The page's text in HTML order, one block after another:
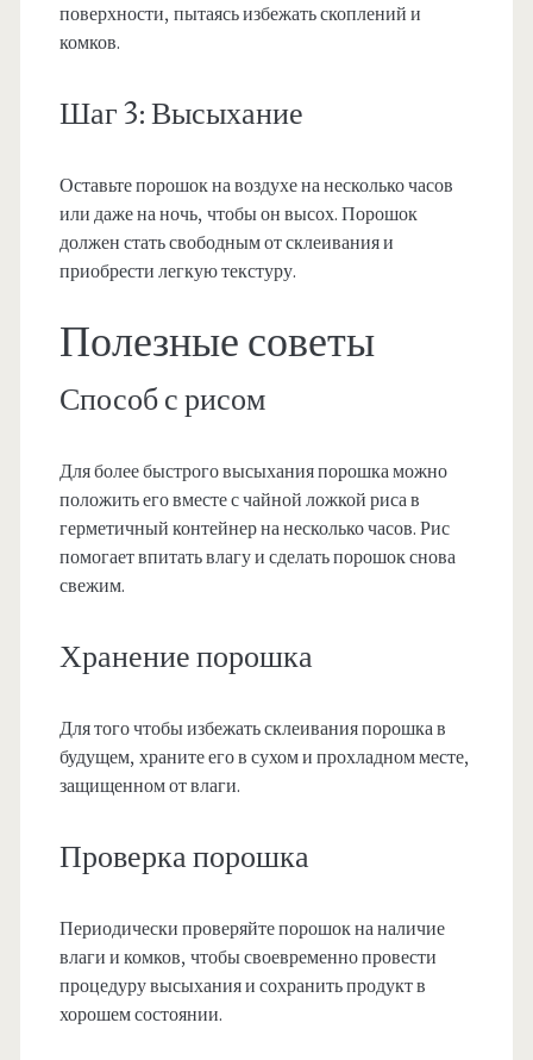
поверхности, пытаясь избежать скоплений и
комков.
Шаг 3: Высыхание
Оставьте порошок на воздухе на несколько часов
или даже на ночь, чтобы он высох. Порошок
должен стать свободным от склеивания и
приобрести легкую текстуру.
Полезные советы
Способ с рисом
Для более быстрого высыхания порошка можно
положить его вместе с чайной ложкой риса в
герметичный контейнер на несколько часов. Рис
помогает впитать влагу и сделать порошок снова
свежим.
Хранение порошка
Для того чтобы избежать склеивания порошка в
будущем, храните его в сухом и прохладном месте,
защищенном от влаги.
Проверка порошка
Периодически проверяйте порошок на наличие
влаги и комков, чтобы своевременно провести
процедуру высыхания и сохранить продукт в
хорошем состоянии.